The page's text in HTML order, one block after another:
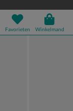
Favorieten Winkelmand